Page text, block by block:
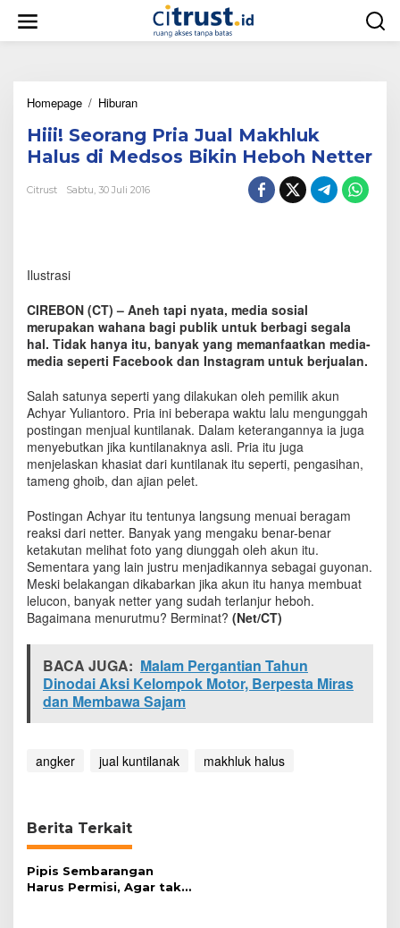
w
Homepage / Hiburan
i
i
!
S
e
r
i
a
J
a
l
M
a
k
h
l
k
H
a
l
u
s
d
e
d
s
o
i
o
h
Hiii! Seorang Pria Jual Makhluk
Halus di Medsos Bikin Heboh Netter
Citrust Sabtu, 30 Juli 2016
Ilustrasi
CIREBON (CT) – Aneh tapi nyata, media sosial
merupakan wahana bagi publik untuk berbagi segala
hal. Tidak hanya itu, banyak yang memanfaatkan media-
media seperti Facebook dan Instagram untuk berjualan.
Salah satunya seperti yang dilakukan oleh pemilik akun
Achyar Yuliantoro. Pria ini beberapa waktu lalu mengunggah
postingan menjual kuntilanak. Dalam keterangannya ia juga
menyebutkan jika kuntilanaknya asli. Pria itu juga
menjelaskan khasiat dari kuntilanak itu seperti, pengasihan,
tameng ghoib, dan ajian pelet.
Postingan Achyar itu tentunya langsung menuai beragam
reaksi dari netter. Banyak yang mengaku benar-benar
ketakutan melihat foto yang diunggah oleh akun itu.
Sementara yang lain justru menjadikannya sebagai guyonan.
Meski belakangan dikabarkan jika akun itu hanya membuat
lelucon, banyak netter yang sudah terlanjur heboh.
Bagaimana menurutmu? Berminat? (Net/CT)
BACA JUGA: Malam Pergantian Tahun
Dinodai Aksi Kelompok Motor, Berpesta Miras
dan Membawa Sajam
angker jual kuntilanak makhluk halus
Berita Terkait
Pipis Sembarangan
Harus Permisi, Agar tak